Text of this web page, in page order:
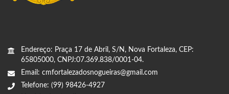
Endereço: Praça 17 de Abril, S/N, Nova Fortaleza, CEP:
65805000, CNPJ:07.369.838/0001-04.
Email: cmfortalezadosnogueiras@gmail.com
Telefone: (99) 98426-4927